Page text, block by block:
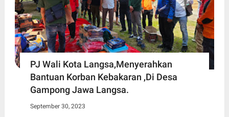
PJ Wali Kota Langsa,Menyerahkan
Bantuan Korban Kebakaran ,Di Desa
Gampong Jawa Langsa.
September 30, 2023